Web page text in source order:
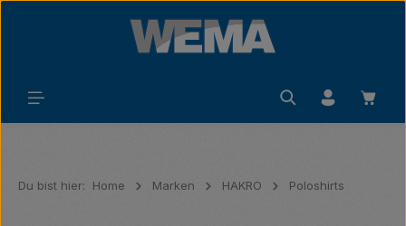
Zum Hauptinhalt springen
Du bist hier: Home Marken HAKRO Poloshirts